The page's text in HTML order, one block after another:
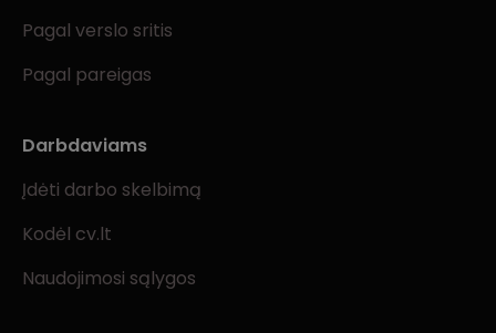
Pagal verslo sritis
Pagal pareigas
Darbdaviams
Įdėti darbo skelbimą
Kodėl cv.lt
Naudojimosi sąlygos